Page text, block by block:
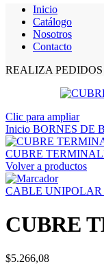
Inicio
Catálogo
Nosotros
Contacto
REALIZA
Clic para ampliar
Inicio BORNES DE
CUBRE
Volver a productos
CABLE
CUBRE
$5.266,08